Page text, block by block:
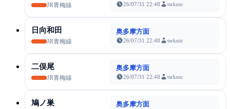
JR青梅線 26/07/31 22:48 tsrknic
日向和田
JR青梅線
奥多摩方面
26/07/31 22:48 tsrknic
二俣尾
JR青梅線
奥多摩方面
26/07/31 22:48 tsrknic
鳩ノ巣 奥多摩方面